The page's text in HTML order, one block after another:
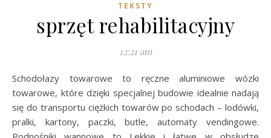
TEKSTY
sprzęt rehabilitacyjny
12:21 am
Schodołazy towarowe to ręczne aluminiowe wózki
towarowe, które dzięki specjalnej budowie idealnie nadają
się do transportu ciężkich towarów po schodach – lodówki,
pralki, kartony, paczki, butle, automaty vendingowe.